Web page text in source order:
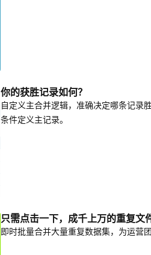
你的获胜记录如何？
自定义主合并逻辑，准确决定哪条记录
条件定义主记录。
只需点击一下，成千上万的重复文
即时批量合并大量重复数据集，为运营